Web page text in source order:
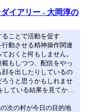
イアリー - 大岡淳の
ことで活動を促す
動させる精神操作関連
おくと何もしません。
もしつつ、配信をやっ
を出したりしているの
うと思うかもしれませ
している結果を見てか…
次の村が今日の目的地